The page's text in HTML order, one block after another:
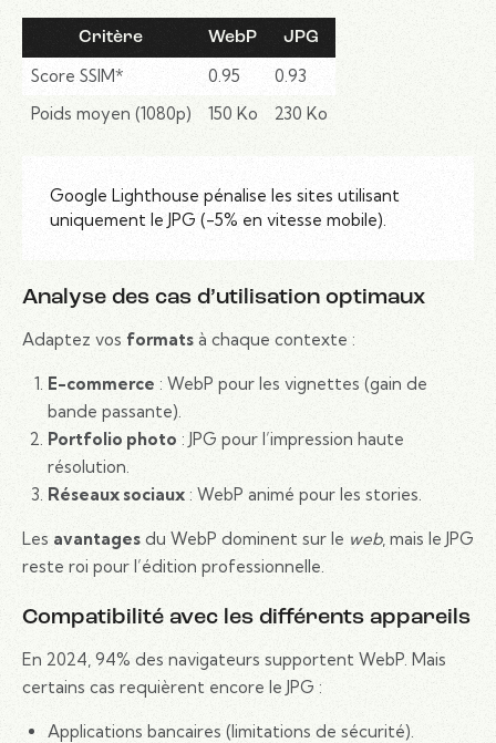
Critère WebP JPG
Score SSIM* 0.95
0.93
Poids moyen (1080p)
150 Ko 230 Ko
Google Lighthouse pénalise les sites utilisant
uniquement le JPG (-5% en vitesse mobile).
Analyse des cas d’utilisation optimaux
Adaptez vos formats à chaque contexte :
E-commerce : WebP pour les vignettes (gain de
bande passante).
Portfolio photo : JPG pour l’impression haute
résolution.
Réseaux sociaux: WebP animé pour les stories.
Les avantages du WebP dominent sur le web, mais le JPG
reste roi pour l’édition professionnelle.
Compatibilité avec les différents appareils
En 2024, 94% des navigateurs supportent WebP. Mais
certains cas requièrent encore le JPG :
Applications bancaires (limitations de sécurité).